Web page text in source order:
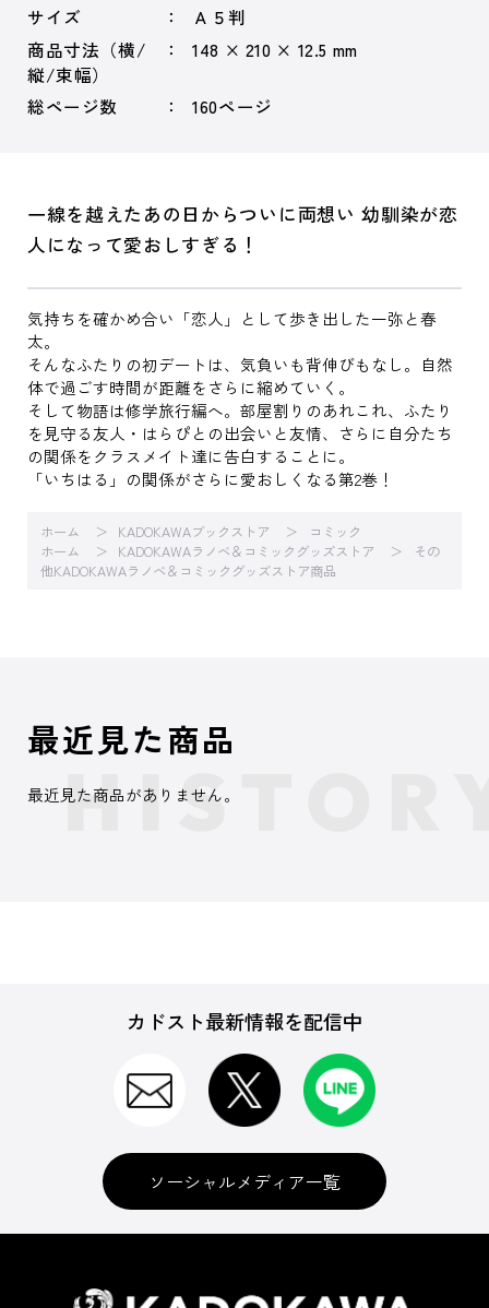
サイズ
Ａ５判
商品寸法（横/
縦/束幅）
148 × 210 × 12.5 mm
総ページ数 160ページ
一線を越えたあの日からついに両想い 幼馴染が恋
人になって愛おしすぎる！
気持ちを確かめ合い「恋人」として歩き出した一弥と春
太。
そんなふたりの初デートは、気負いも背伸びもなし。自然
体で過ごす時間が距離をさらに縮めていく。
そして物語は修学旅行編へ。部屋割りのあれこれ、ふたり
を見守る友人・はらぴとの出会いと友情、さらに自分たち
の関係をクラスメイト達に告白することに。
「いちはる」の関係がさらに愛おしくなる第2巻！
ホーム KADOKAWAブックストア
コミック
ホーム
KADOKAWAラノベ＆コミックグッズストア
その
他KADOKAWAラノベ＆コミックグッズストア商品
最近見た商品
最近見た商品がありません。
カドスト最新情報を配信中
ソーシャルメディア一覧